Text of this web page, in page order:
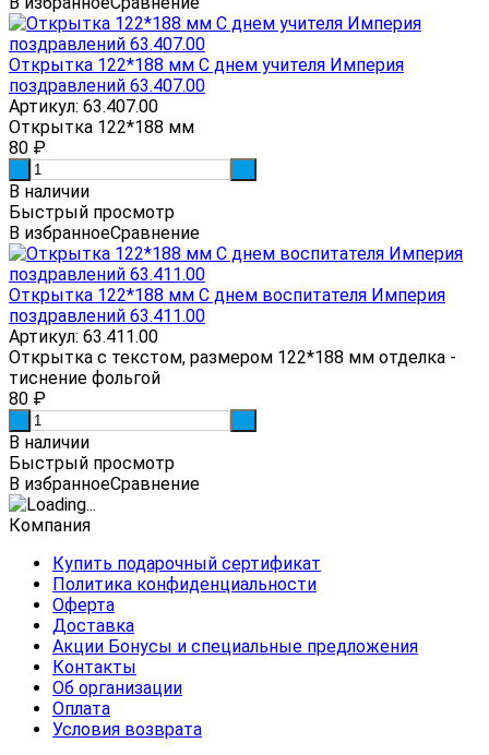
Открытка 122*188 мм С днем учителя Империя
поздравлений 63.407.00
Артикул: 63.407.00
Открытка 122*188 мм
80 ₽
В наличии
Быстрый просмотр
В избранноеСравнение
Открытка 122*188 мм С днем воспитателя Империя
поздравлений 63.411.00
Артикул: 63.411.00
Открытка с текстом, размером 122*188 мм отделка -
тиснение фольгой
80 ₽
В наличии
Быстрый просмотр
В избранноеСравнение
Компания
Купить подарочный сертификат
Политика конфиденциальности
Оферта
Доставка
Акции Бонусы и специальные предложения
Контакты
Об организации
Оплата
Условия возврата